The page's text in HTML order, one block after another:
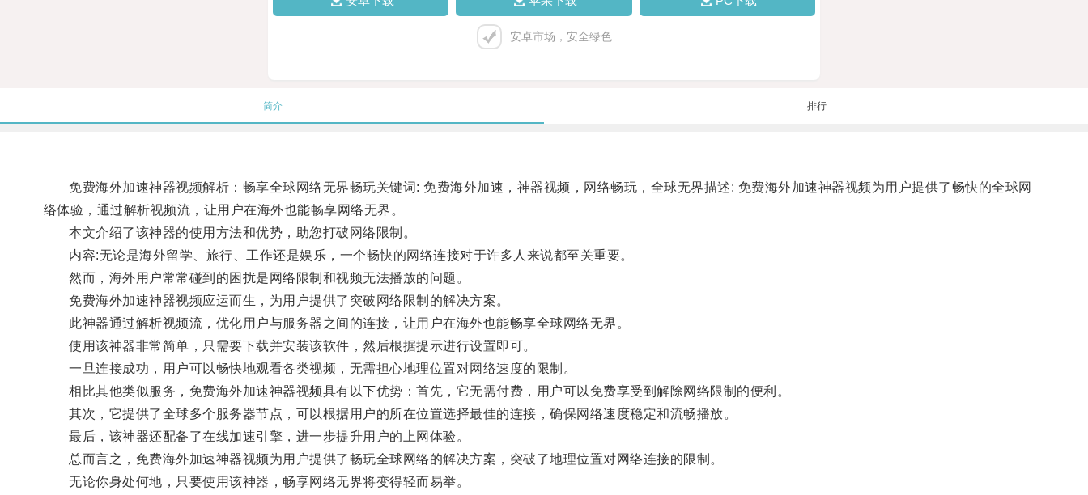
安卓市场，安全绿色
简介 排行
免费海外加速神器视频解析：畅享全球网络无界畅玩关键词: 免费海外加速，神器视频，网络畅玩，全球无界描述: 免费海外加速神器视频为用户提供了畅快的全球网
络体验，通过解析视频流，让用户在海外也能畅享网络无界。
本文介绍了该神器的使用方法和优势，助您打破网络限制。
内容:无论是海外留学、旅行、工作还是娱乐，一个畅快的网络连接对于许多人来说都至关重要。
然而，海外用户常常碰到的困扰是网络限制和视频无法播放的问题。
免费海外加速神器视频应运而生，为用户提供了突破网络限制的解决方案。
此神器通过解析视频流，优化用户与服务器之间的连接，让用户在海外也能畅享全球网络无界。
使用该神器非常简单，只需要下载并安装该软件，然后根据提示进行设置即可。
一旦连接成功，用户可以畅快地观看各类视频，无需担心地理位置对网络速度的限制。
相比其他类似服务，免费海外加速神器视频具有以下优势：首先，它无需付费，用户可以免费享受到解除网络限制的便利。
其次，它提供了全球多个服务器节点，可以根据用户的所在位置选择最佳的连接，确保网络速度稳定和流畅播放。
最后，该神器还配备了在线加速引擎，进一步提升用户的上网体验。
总而言之，免费海外加速神器视频为用户提供了畅玩全球网络的解决方案，突破了地理位置对网络连接的限制。
无论你身处何地，只要使用该神器，畅享网络无界将变得轻而易举。